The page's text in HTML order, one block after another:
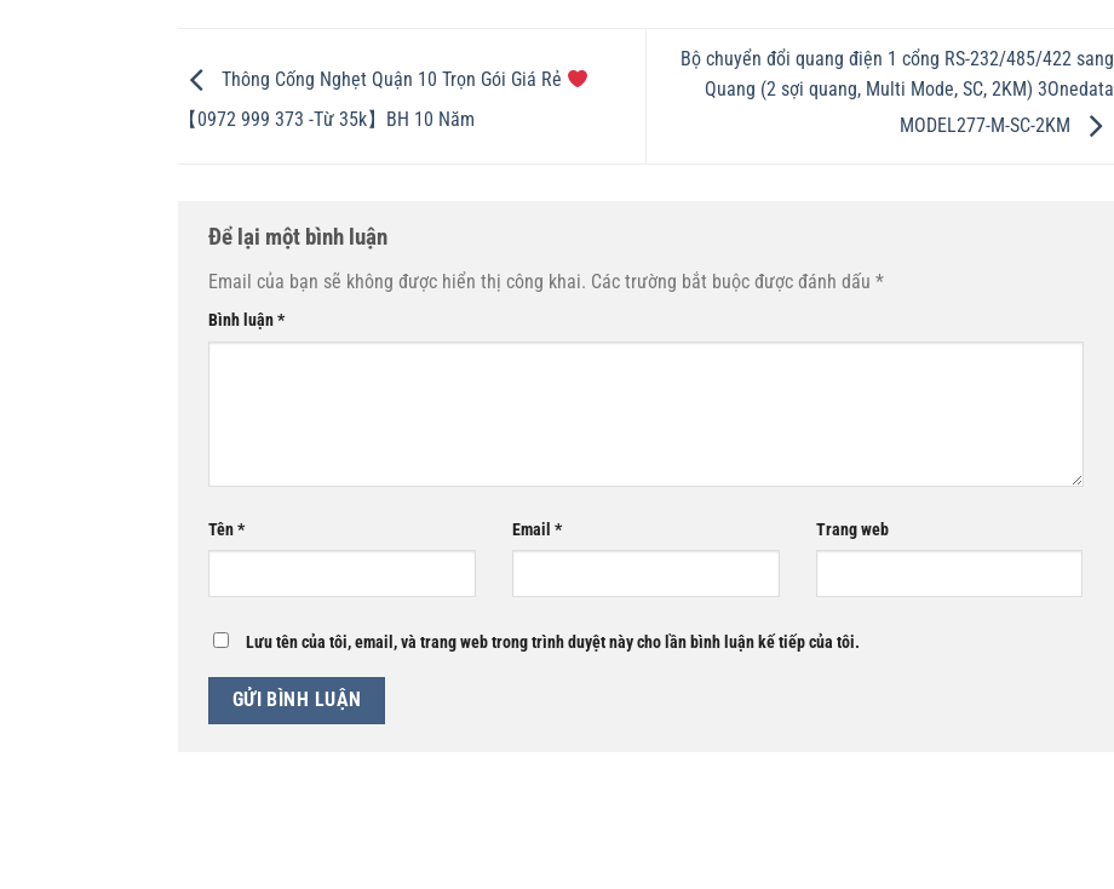
Thông Cống Nghẹt Quận 10 Trọn Gói Giá Rẻ
【0972 999 373 -Từ 35k】BH 10 Năm
Bộ chuyển đổi quang điện 1 cổng RS-232/485/422 sang
Quang (2 sợi quang, Multi Mode, SC, 2KM) 3Onedata
MODEL277-M-SC-2KM
Để lại một bình luận
Email của bạn sẽ không được hiển thị công khai. Các trường bắt buộc được đánh dấu *
Bình luận*
Tên* Email * Trang web
Lưu tên của tôi, email, và trang web trong trình duyệt này cho lần bình luận kế tiếp của tôi.